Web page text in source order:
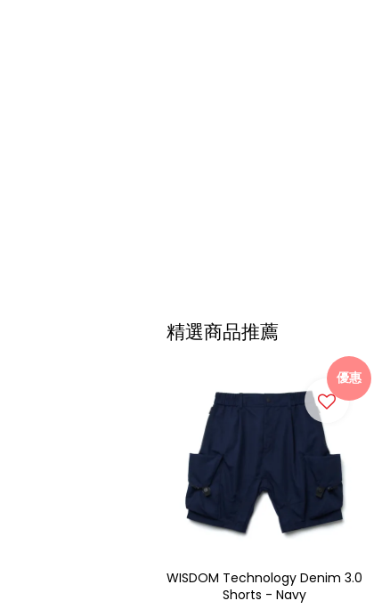
精選商品推薦
優惠
WISDOM Technology Denim 3.0
Shorts - Navy